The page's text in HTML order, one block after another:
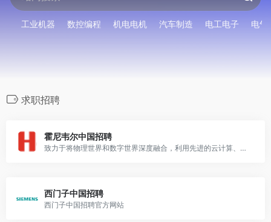
工业机器 数控编程 机电电机 汽车制造 电工电子 电气
求职招聘
霍尼韦尔中国招聘
致力于将物理世界和数字世界深度融合，利用先进的云计算、数据分析和工业物联网技术解决最为棘手的经济和社会挑战。
西门子中国招聘
西门子中国招聘官方网站